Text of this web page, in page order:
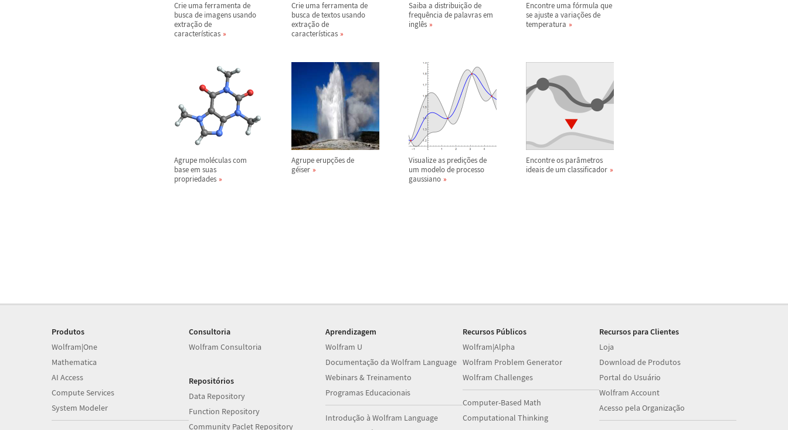
Crie uma ferramenta de
busca de imagens usando
extração de
características
Crie uma ferramenta de
busca de textos usando
extração de
características
Saiba a distribuição de
frequência de palavras em
inglês
Encontre uma fórmula que
se ajuste a variações de
temperatura
Agrupe moléculas com
base em suas
propriedades
Agrupe erupções de
géiser
Visualize as predições de
um modelo de processo
gaussiano
Encontre os parâmetros
ideais de um classificador
Produtos
Wolfram|One
Mathematica
AI Access
Compute Services
System Modeler
Consultoria
Wolfram Consultoria
Repositórios
Data Repository
Function Repository
Community Paclet Repository
Aprendizagem
Wolfram U
Documentação da Wolfram Language
Webinars & Treinamento
Programas Educacionais
Introdução à Wolfram Language
Recursos Públicos
Wolfram|Alpha
Wolfram Problem Generator
Wolfram Challenges
Computer-Based Math
Computational Thinking
Recursos para Clientes
Loja
Download de Produtos
Portal do Usuário
Wolfram Account
Acesso pela Organização